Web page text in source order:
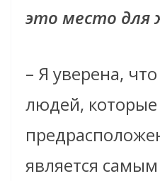
это место для
– Я уверена,
людей, которые
является